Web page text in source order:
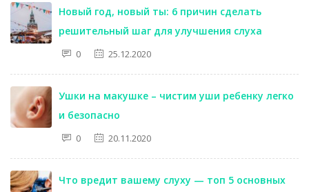
Новый год, новый ты: 6 причин сделать
решительный шаг для улучшения слуха
0 25.12.2020
Ушки на макушке – чистим уши ребенку легко
и безопасно
0 20.11.2020
Что вредит вашему слуху — топ 5 основных